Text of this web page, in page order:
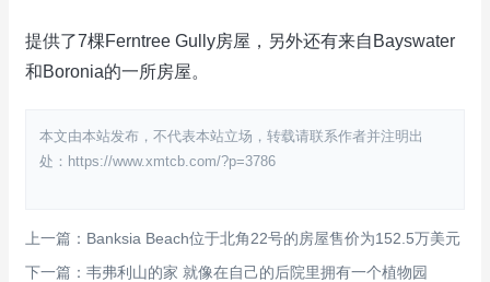
提供了7棵Ferntree Gully房屋，另外还有来自Bayswater
和Boronia的一所房屋。
本文由本站发布，不代表本站立场，转载请联系作者并注明出
处：https://www.xmtcb.com/?p=3786
上一篇：Banksia Beach位于北角22号的房屋售价为152.5万美元
下一篇：韦弗利山的家 就像在自己的后院里拥有一个植物园